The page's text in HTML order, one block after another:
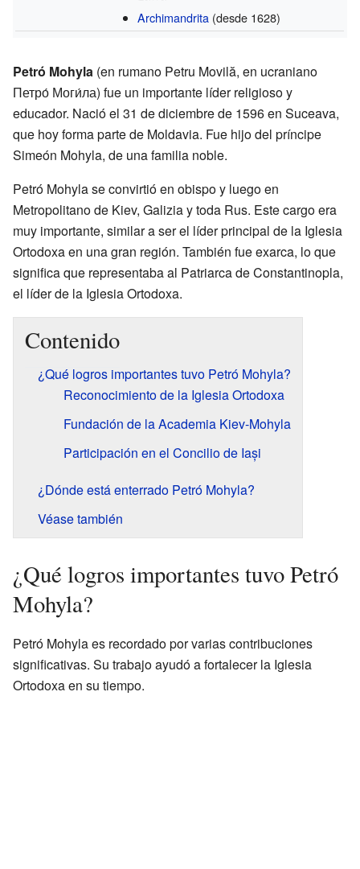
Archimandrita (desde 1628)
Petró Mohyla (en rumano Petru Movilă, en ucraniano
Петро́ Моги́ла) fue un importante líder religioso y
educador. Nació el 31 de diciembre de 1596 en Suceava,
que hoy forma parte de Moldavia. Fue hijo del príncipe
Simeón Mohyla, de una familia noble.
Petró Mohyla se convirtió en obispo y luego en
Metropolitano de Kiev, Galizia y toda Rus. Este cargo era
muy importante, similar a ser el líder principal de la Iglesia
Ortodoxa en una gran región. También fue exarca, lo que
significa que representaba al Patriarca de Constantinopla,
el líder de la Iglesia Ortodoxa.
Contenido
¿Qué logros importantes tuvo Petró Mohyla?
Reconocimiento de la Iglesia Ortodoxa
Fundación de la Academia Kiev-Mohyla
Participación en el Concilio de Iași
¿Dónde está enterrado Petró Mohyla?
Véase también
¿Qué logros importantes tuvo Petró
Mohyla?
Petró Mohyla es recordado por varias contribuciones
significativas. Su trabajo ayudó a fortalecer la Iglesia
Ortodoxa en su tiempo.